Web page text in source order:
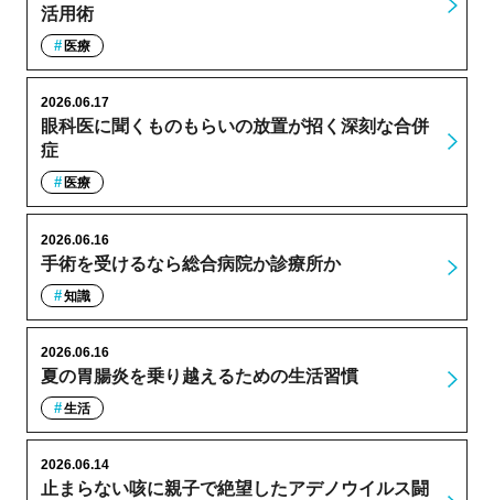
活用術
医療
眼科医に聞くものもらいの放置が招く深刻な合併
症
2026.06.17
医療
手術を受けるなら総合病院か診療所か
2026.06.16
知識
夏の胃腸炎を乗り越えるための生活習慣
2026.06.16
生活
止まらない咳に親子で絶望したアデノウイルス闘
2026.06.14